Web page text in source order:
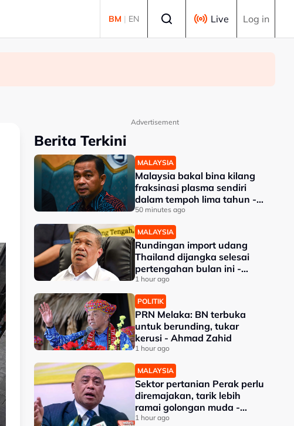
BM | EN Live Log in
Advertisement
Berita Terkini
MALAYSIA
Malaysia bakal bina kilang
fraksinasi plasma sendiri
dalam tempoh lima tahun -
KKM
50 minutes ago
MALAYSIA
Rundingan import udang
Thailand dijangka selesai
pertengahan bulan ini -
Mohamad
1 hour ago
POLITIK
PRN Melaka: BN terbuka
untuk berunding, tukar
kerusi - Ahmad Zahid
1 hour ago
MALAYSIA
Sektor pertanian Perak perlu
diremajakan, tarik lebih
ramai golongan muda -
Saarani
1 hour ago